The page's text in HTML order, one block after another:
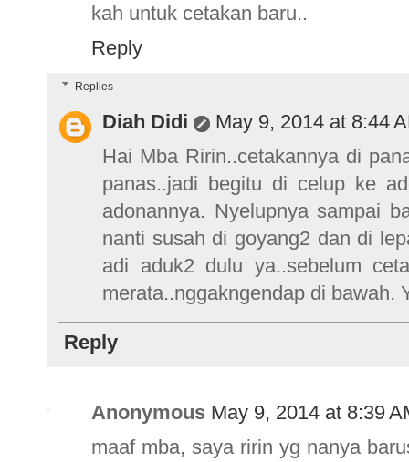
kah untuk cetakan baru..
Reply
Replies
Diah Didi
May 9, 2014 at 8:44
Hai Mba Ririn..cetakannya di
panas..jadi begitu di celup ke
adonannya. Nyelupnya sampai
nanti susah di goyang2 dan di
adi aduk2 dulu ya..sebelum
merata..nggakngendap di bawah.
Reply
Anonymous May 9, 2014 at 8:39
maaf mba, saya ririn yg nanya